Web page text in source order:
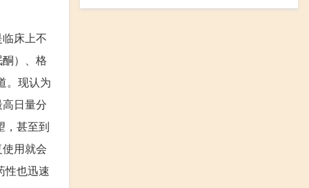
床上不
）、格
。现认为
日量分
，甚至到
用就会
性也迅速